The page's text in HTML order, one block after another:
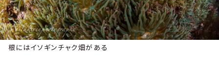
根にはイソギンチャク畑がある